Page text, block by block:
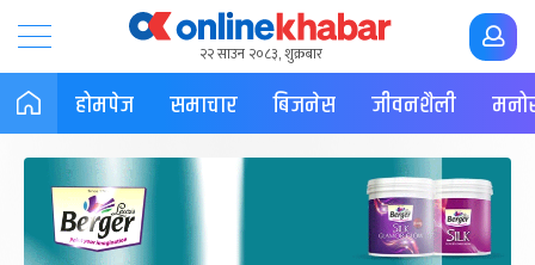
२२ साउन २०८३, शुक्रबार
होमपेज समाचार बिजनेस जीवनशैली